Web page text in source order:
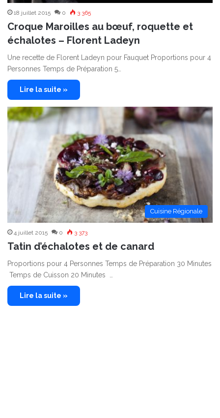
18 juillet 2015 0 3 365
Croque Maroilles au bœuf, roquette et
échalotes – Florent Ladeyn
Une recette de Florent Ladeyn pour Fauquet Proportions pour 4
Personnes Temps de Préparation 5…
Lire la suite »
Cuisine Régionale
4 juillet 2015 0 3 373
Tatin d’échalotes et de canard
Proportions pour 4 Personnes Temps de Préparation 30 Minutes
Temps de Cuisson 20 Minutes …
Lire la suite »